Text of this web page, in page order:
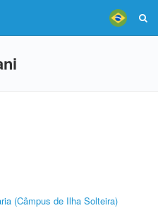
(Câmpus de Ilha Solteira)